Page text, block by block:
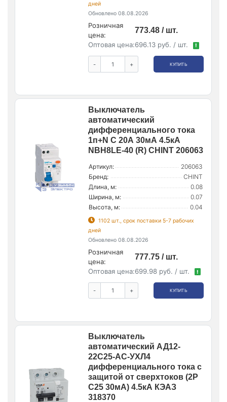
дней
Обновлено 08.08.2026
Розничная
цена:
773.48 / шт.
Оптовая цена:696.13 руб. / шт. !
- + КУПИТЬ
Выключатель
автоматический
дифференциального тока
1п+N C 20А 30мА 4.5кА
NBH8LE-40 (R) CHINT 206063
Артикул:
206063
Бренд:
CHINT
Длина, м:
0.08
Ширина, м:
0.07
Высота, м:
0.04
1102 шт., срок поставки 5-7 рабочих
дней
Обновлено 08.08.2026
Розничная
цена:
777.75 / шт.
Оптовая цена:699.98 руб. / шт. !
- + КУПИТЬ
Выключатель
автоматический АД12-
22C25-АC-УХЛ4
дифференциального тока с
защитой от сверхтоков (2P
C25 30мА) 4.5кА КЭАЗ
318370